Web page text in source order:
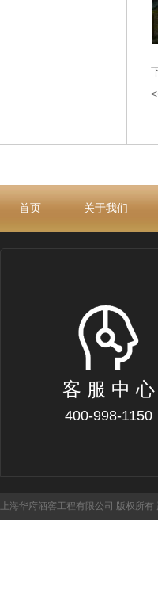
首页 关于我们
客 服 中 心
400-998-1150
上海华府酒窖工程有限公司 版权所有